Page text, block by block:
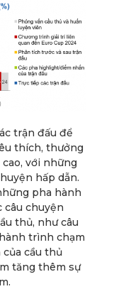
trận đấu để
thích, thưởng
với những
hấp dẫn.
pha hành
câu chuyện
thủ, như câu
trình chạm
cầu thủ
tăng thêm sự